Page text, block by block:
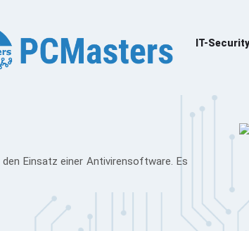
IT-Security
Einsatz einer Antivirensoftware. Es